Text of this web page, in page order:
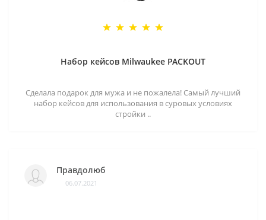
Набор кейсов Milwaukee PACKOUT
Сделала подарок для мужа и не пожалела! Самый лучший
набор кейсов для использования в суровых условиях
стройки ..
Правдолюб
06.07.2021